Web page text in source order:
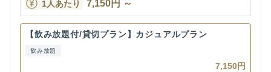
1人あたり 7,150円 ～
【飲み放題付/貸切プラン】カジュアルプラン
飲み放題
7,150円